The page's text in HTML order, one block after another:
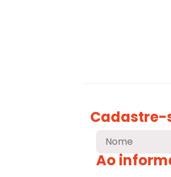
Cadastre-
Ao